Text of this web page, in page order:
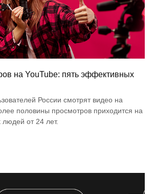
на YouTube: пять эффективных
России смотрят видео на
половины просмотров приходится на
от 24 лет.